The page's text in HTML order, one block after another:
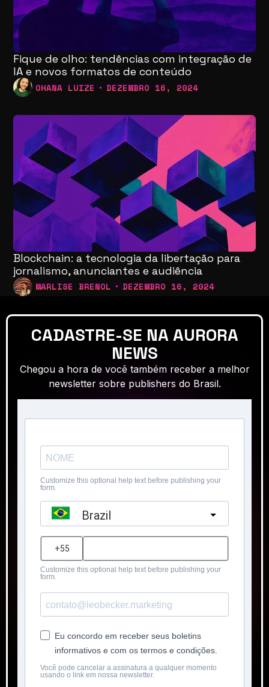
Fique de olho: tendências com integração de
IA e novos formatos de conteúdo
OHANA LUIZE DEZEMBRO 16, 2024
Blockchain: a tecnologia da libertação para
jornalismo, anunciantes e audiência
MARLISE BRENOL DEZEMBRO 16, 2024
CADASTRE-SE NA AURORA
NEWS
Chegou a hora de você também receber a melhor
newsletter sobre publishers do Brasil.
Customize this optional help text before publishing your
form.
Brazil
Customize this optional help text before publishing your
form.
Eu concordo em receber seus boletins
informativos e com os termos e condições.
Você pode cancelar a assinatura a qualquer momento
usando o link em nossa newsletter.